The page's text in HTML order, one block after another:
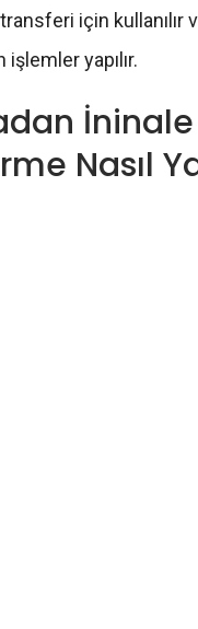
için kullanılır
yapılır.
Nasıl